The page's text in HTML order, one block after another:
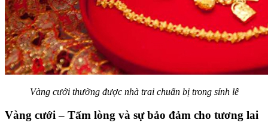
Vàng cưới thường được nhà trai chuẩn bị trong sính lễ
Vàng cưới – Tấm lòng và sự bảo đảm cho tương lai